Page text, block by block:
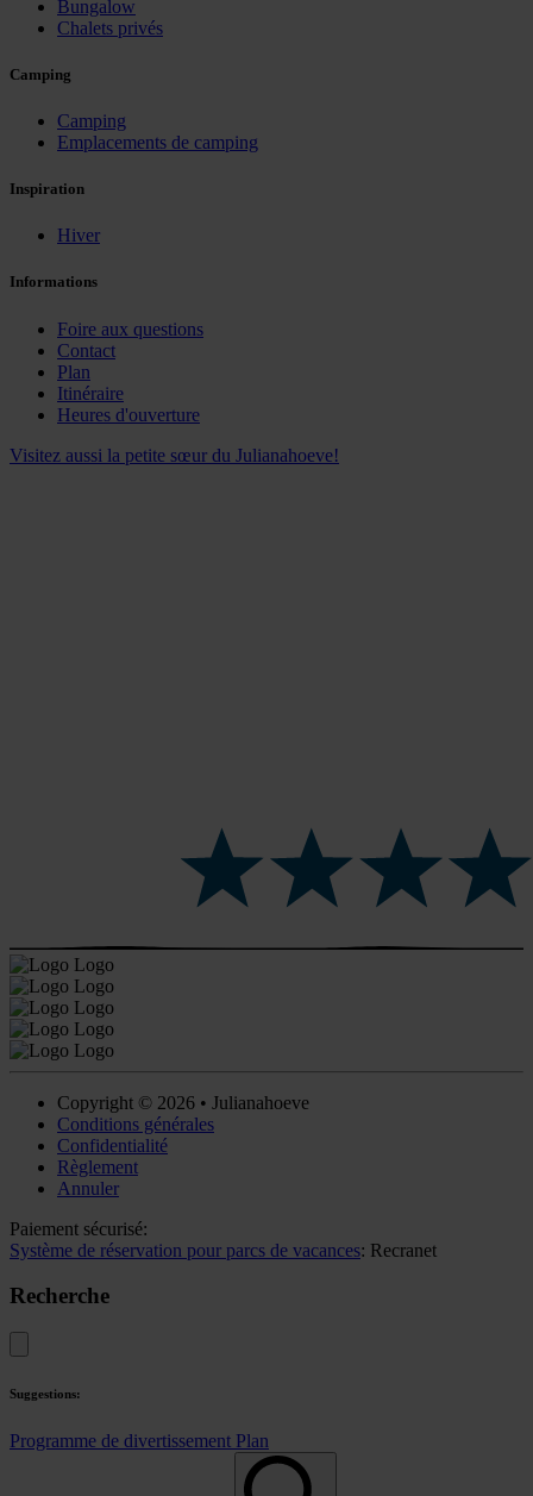
Bungalow
Chalets privés
Camping
Camping
Emplacements de camping
Inspiration
Hiver
Informations
Foire aux questions
Contact
Plan
Itinéraire
Heures d'ouverture
Visitez aussi la petite sœur du Julianahoeve!
Copyright © 2026 • Julianahoeve
Conditions générales
Confidentialité
Règlement
Annuler
Paiement sécurisé:
Système de réservation pour parcs de vacances: Recranet
Recherche
Suggestions:
Programme de divertissement Plan